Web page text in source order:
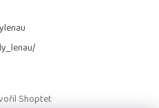
Shoptet